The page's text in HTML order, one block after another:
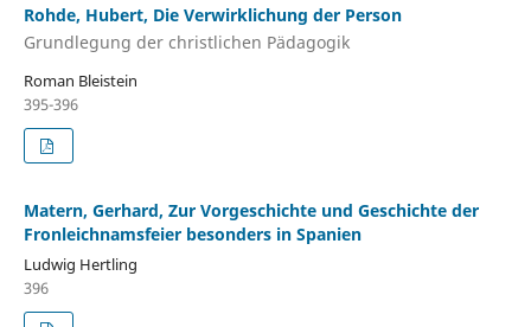
Rohde, Hubert, Die Verwirklichung der Person
Grundlegung der christlichen Pädagogik
Roman Bleistein
395-396
Matern, Gerhard, Zur Vorgeschichte und Geschichte der
Fronleichnamsfeier besonders in Spanien
Ludwig Hertling
396